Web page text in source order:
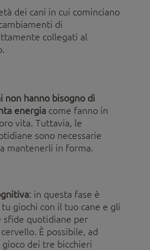
dei cani in cui cominciano
di
collegati al
non hanno bisogno di
energia come fanno in
vita. Tuttavia, le
sono necessarie
mantenerli in forma.
: in questa fase è
giochi con il tuo cane e gli
sfide quotidiane per
È possibile, ad
dei tre bicchieri